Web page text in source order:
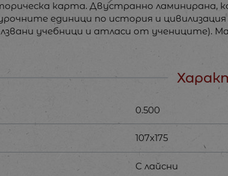
карта. Двустранно ламинирана,
единици по история и цивилизация
учебници и атласи от учениците).
0.500
107х175
С лайсни